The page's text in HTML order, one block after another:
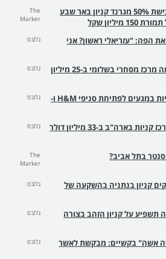
הושלמה עסקת רכישת 50% מגרנד קניון באר שבע
שקל
The
Marker
הפה: "עזריאלי ראשון? אני
גלובס
משפחת גורן מקימה מרכז מסחרי בשלומי ב-25 מיליון
גלובס
רשת ביג מרכזי קניות במגעים לפתיחת סניפי H&M ו-
גלובס
בארה"ב ב-33 מיליון דולר גלובס
סנטר בתל אביב?
The
Marker
קניון בנתניה בהשקעה של
גלובס
תשפיע על קניון הזהב בצורה
גלובס
אשה" בקשיים: מבקשת לאשר
גלובס